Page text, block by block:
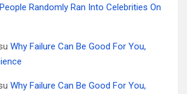
Randomly Ran Into Celebrities On
Why Failure Can Be Good For You,
Why Failure Can Be Good For You,